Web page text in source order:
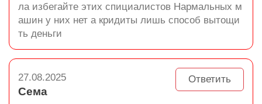
ла избегайте этих спициалистов Нармальных м
ашин у них нет а кридиты лишь способ вытощи
ть деньги
Ответить
27.08.2025
Сема